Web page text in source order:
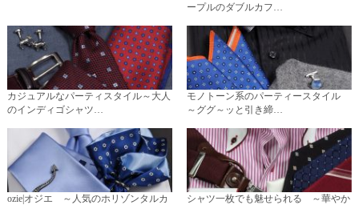
ープルのダブルカフ…
カジュアルなパーティスタイル～大人
のインディゴシャツ…
モノトーン系のパーティースタイル
～ググ～ッと引き締…
ozie|オジエ ～人気のホリゾンタルカ
シャツ一枚でも魅せられる ～華やか